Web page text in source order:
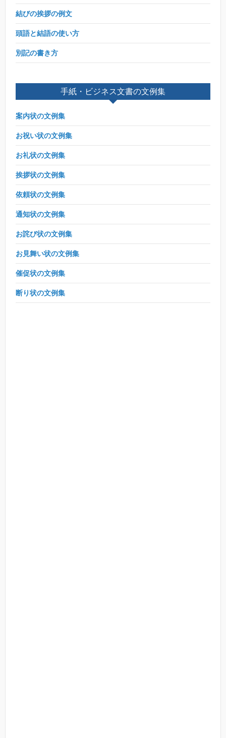
結びの挨拶の例文
頭語と結語の使い方
別記の書き方
手紙・ビジネス文書の文例集
案内状の文例集
お祝い状の文例集
お礼状の文例集
挨拶状の文例集
依頼状の文例集
通知状の文例集
お詫び状の文例集
お見舞い状の文例集
催促状の文例集
断り状の文例集